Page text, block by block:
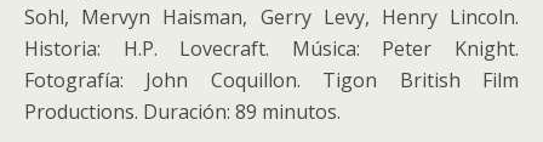
Sohl, Mervyn Haisman, Gerry Levy, Henry Lincoln.
Historia: H.P. Lovecraft. Música: Peter Knight.
Fotografía: John Coquillon. Tigon British Film
Productions. Duración: 89 minutos.